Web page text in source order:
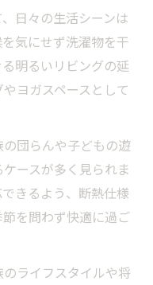
日々の生活シーンは
気にせず洗濯物を干
明るいリビングの延
ヨガスペースとして
団らんや子どもの遊
ースが多く見られま
きるよう、断熱仕様
を問わず快適に過ご
ライフスタイルや将